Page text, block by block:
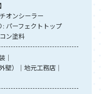
オンシーラー
: パーフェクトトップ
ン塗料
壁）
地元工務店